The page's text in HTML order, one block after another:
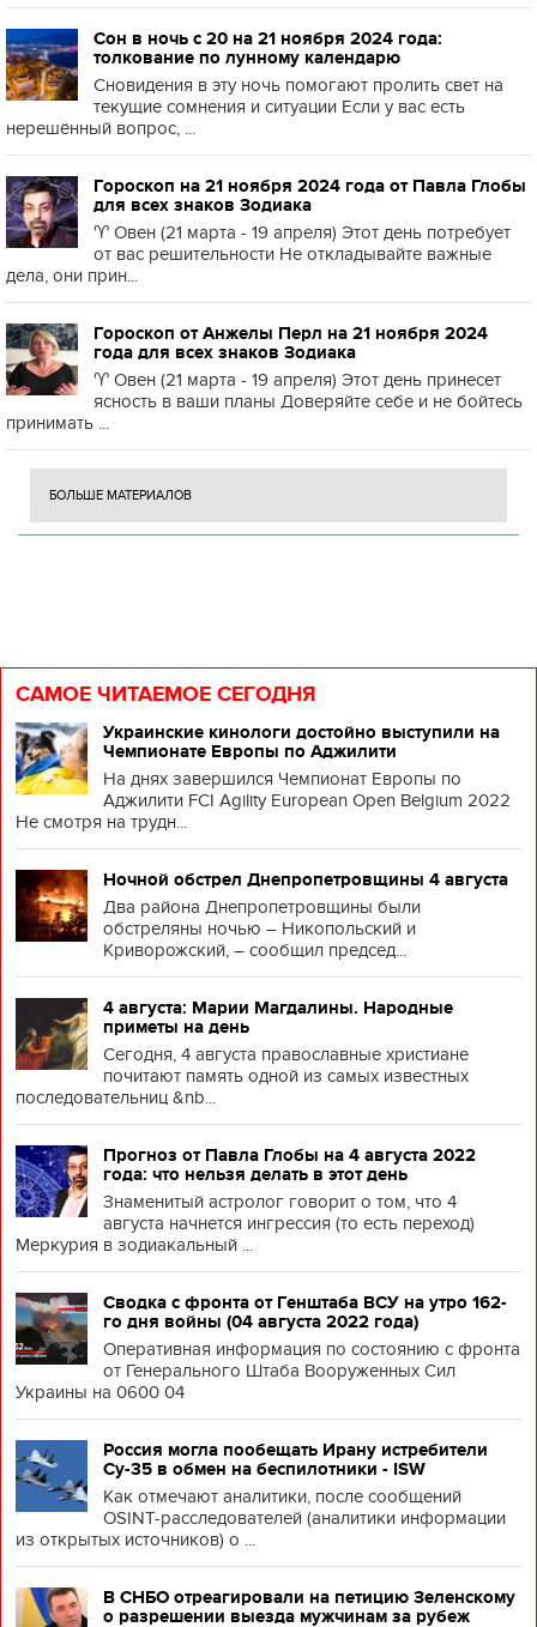
Сон в ночь с 20 на 21 ноября 2024 года:
толкование по лунному календарю
Сновидения в эту ночь помогают пролить свет на
текущие сомнения и ситуации Если у вас есть
нерешённый вопрос, ...
Гороскоп на 21 ноября 2024 года от Павла Глобы
для всех знаков Зодиака
♈️ Овен (21 марта - 19 апреля) Этот день потребует
от вас решительности Не откладывайте важные
дела, они прин...
Гороскоп от Анжелы Перл на 21 ноября 2024
года для всех знаков Зодиака
♈️ Овен (21 марта - 19 апреля) Этот день принесет
ясность в ваши планы Доверяйте себе и не бойтесь
принимать ...
БОЛЬШЕ МАТЕРИАЛОВ
САМОЕ ЧИТАЕМОЕ СЕГОДНЯ
Украинские кинологи достойно выступили на
Чемпионате Европы по Аджилити
На днях завершился Чемпионат Европы по
Аджилити FCI Agility European Open Belgium 2022
Не смотря на трудн...
Ночной обстрел Днепропетровщины 4 августа
Два района Днепропетровщины были
обстреляны ночью – Никопольский и
Криворожский, – сообщил председ...
4 августа: Марии Магдалины. Народные
приметы на день
Сегодня, 4 августа православные христиане
почитают память одной из самых известных
последовательниц &nb...
Прогноз от Павла Глобы на 4 августа 2022
года: что нельзя делать в этот день
Знаменитый астролог говорит о том, что 4
августа начнется ингрессия (то есть переход)
Меркурия в зодиакальный ...
Сводка с фронта от Генштаба ВСУ на утро 162-
го дня войны (04 августа 2022 года)
Оперативная информация по состоянию с фронта
от Генерального Штаба Вооруженных Сил
Украины на 0600 04
Россия могла пообещать Ирану истребители
Су-35 в обмен на беспилотники - ISW
Как отмечают аналитики, после сообщений
OSINT-расследователей (аналитики информации
из открытых источников) о ...
В СНБО отреагировали на петицию Зеленскому
о разрешении выезда мужчинам за рубеж